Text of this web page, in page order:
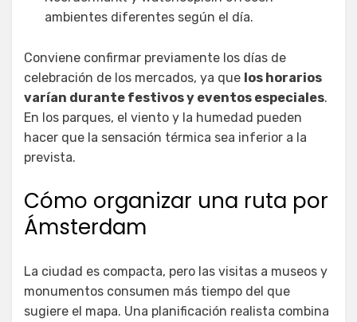
ambientes diferentes según el día.
Conviene confirmar previamente los días de
celebración de los mercados, ya que los horarios
varían durante festivos y eventos especiales.
En los parques, el viento y la humedad pueden
hacer que la sensación térmica sea inferior a la
prevista.
Cómo organizar una ruta por
Ámsterdam
La ciudad es compacta, pero las visitas a museos y
monumentos consumen más tiempo del que
sugiere el mapa. Una planificación realista combina